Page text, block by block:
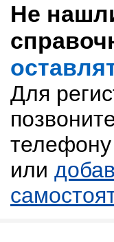
Не
Для
или